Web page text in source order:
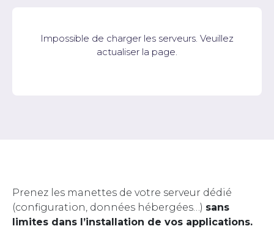
Impossible de charger les serveurs. Veuillez
actualiser la page.
Prenez les manettes de votre serveur dédié
(configuration, données hébergées…) sans
limites dans l’installation de vos applications.